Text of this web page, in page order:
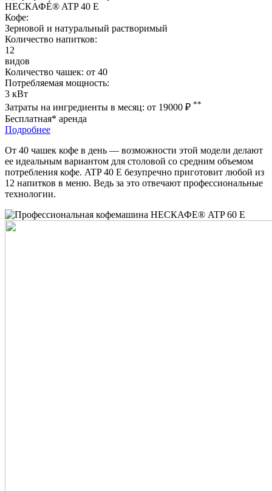
НЕСКАФÉ® ATP 40 E
Кофе:
Зерновой и натуральный растворимый
Количество напитков:
12
видов
Количество чашек: от 40
Потребляемая мощность:
3 кВт
Затраты на ингредиенты в месяц: от 19000 ₽ **
Бесплатная* аренда
Подробнее
От 40 чашек кофе в день — возможности этой модели делают
ее идеальным вариантом для столовой со средним объемом
потребления кофе. ATP 40 E безупречно приготовит любой из
12 напитков в меню. Ведь за это отвечают профессиональные
технологии.